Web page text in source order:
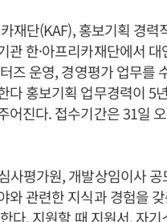
재단(KAF), 홍보기획 경력
관 한·아프리카재단에서
즈 운영, 경영평가 업무를
다 홍보기획 업무경력이 5
어진다. 접수기간은 31일
사평가원, 개발상임이사 공
와 관련한 지식과 경험을
다. 지원할 때 지원서, 자